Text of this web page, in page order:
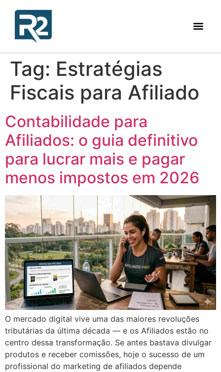
Tag: Estratégias
Fiscais para Afiliado
Contabilidade para
Afiliados: o guia definitivo
para lucrar mais e pagar
menos impostos em 2026
O mercado digital vive uma das maiores revoluções
tributárias da última década — e os Afiliados estão no
centro dessa transformação. Se antes bastava divulgar
produtos e receber comissões, hoje o sucesso de um
profissional do marketing de afiliados depende